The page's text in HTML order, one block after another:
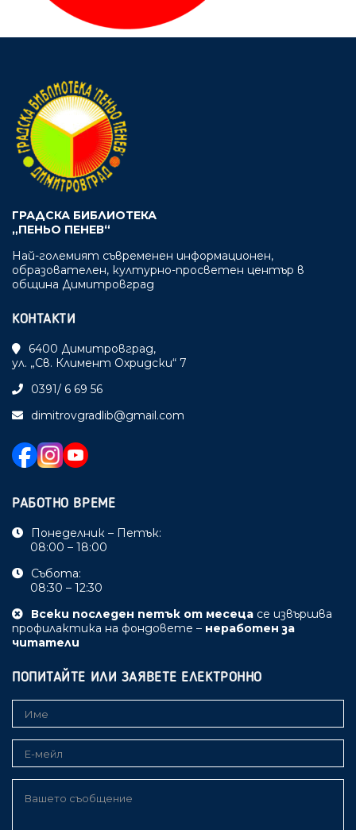
ГРАДСКА БИБЛИОТЕКА
„ПЕНЬО ПЕНЕВ“
Най-големият съвременен информационен,
образователен, културно-просветен център в
община Димитровград
КОНТАКТИ
6400 Димитровград,
ул. „Св. Климент Охридски“ 7
0391/ 6 69 56
dimitrovgradlib@gmail.com
РАБОТНО ВРЕМЕ
Понеделник – Петък:
08:00 – 18:00
Събота:
08:30 – 12:30
Всеки последен петък от месеца се извършва
профилактика на фондовете – неработен за
читатели
ПОПИТАЙТЕ ИЛИ ЗАЯВЕТЕ ЕЛЕКТРОННО